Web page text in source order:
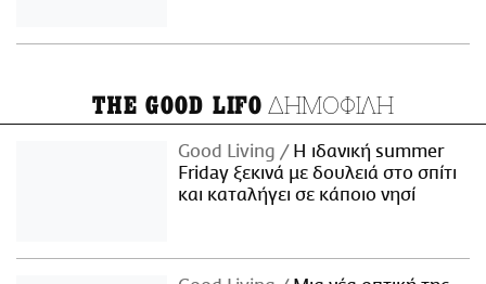
THE GOOD LIFO ΔΗΜΟΦΙΛΗ
Good Living
Η ιδανική summer
Friday ξεκινά με δουλειά στο σπίτι
και καταλήγει σε κάποιο νησί